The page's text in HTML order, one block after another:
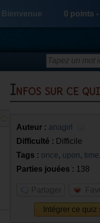
Bienvenue 0 points -
Infos sur ce
Auteur : anagirl
Difficulté : Difficile
Tags : once, upon, time,
Parties jouées : 138
Partager
Intégrer ce quiz